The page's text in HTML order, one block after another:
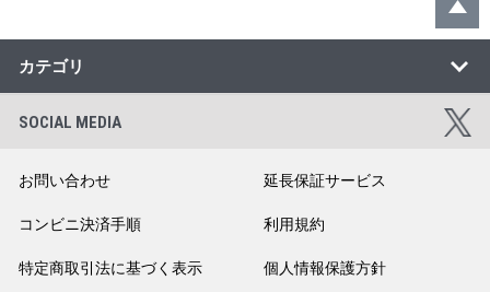
カテゴリ
SOCIAL MEDIA
お問い合わせ 延長保証サービス
コンビニ決済手順 利用規約
特定商取引法に基づく表示 個人情報保護方針